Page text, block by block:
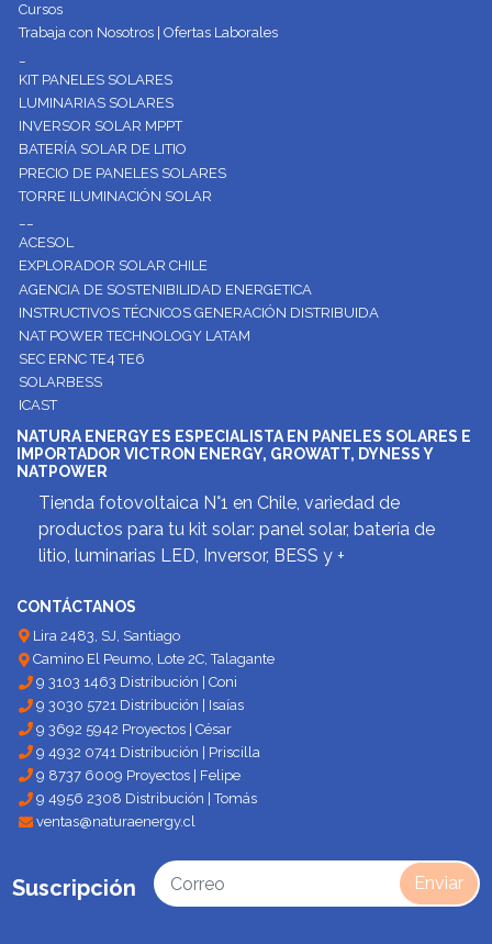
Cursos
Trabaja con Nosotros | Ofertas Laborales
KIT PANELES SOLARES
LUMINARIAS SOLARES
INVERSOR SOLAR MPPT
BATERÍA SOLAR DE LITIO
PRECIO DE PANELES SOLARES
TORRE ILUMINACIÓN SOLAR
ACESOL
EXPLORADOR SOLAR CHILE
AGENCIA DE SOSTENIBILIDAD ENERGETICA
INSTRUCTIVOS TÉCNICOS GENERACIÓN DISTRIBUIDA
NAT POWER TECHNOLOGY LATAM
SEC ERNC TE4 TE6
SOLARBESS
ICAST
NATURA ENERGY ES ESPECIALISTA EN PANELES SOLARES E
IMPORTADOR VICTRON ENERGY, GROWATT, DYNESS Y
NATPOWER
Tienda fotovoltaica N°1 en Chile, variedad de
productos para tu kit solar: panel solar, batería de
litio, luminarias LED, Inversor, BESS y +
CONTÁCTANOS
Lira 2483, SJ, Santiago
Camino El Peumo, Lote 2C, Talagante
9 3103 1463 Distribución | Coni
9 3030 5721 Distribución | Isaías
9 3692 5942 Proyectos | César
9 4932 0741 Distribución | Priscilla
9 8737 6009 Proyectos | Felipe
9 4956 2308 Distribución | Tomás
ventas@naturaenergy.cl
Suscripción Enviar